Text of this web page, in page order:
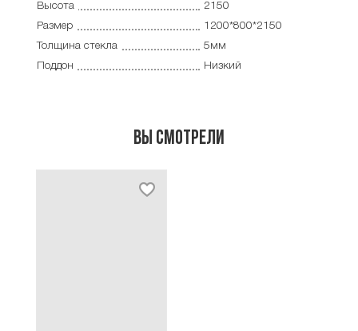
Высота
2150
Размер
1200*800*2150
Толщина стекла
5мм
Поддон
Низкий
Вы смотрели